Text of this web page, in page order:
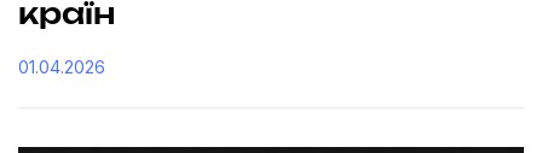
країн
01.04.2026